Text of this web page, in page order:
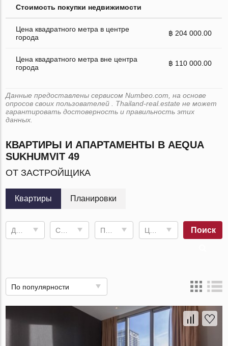
Стоимость покупки недвижимости
Цена квадратного метра в центре
города
฿ 204 000.00
Цена квадратного метра вне центра
города
฿ 110 000.00
Данные предоставлены сервисом Numbeo.com, на основе
опросов своих пользователей . Thailand-real.estate не может
гарантировать достоверность и правильность этих
данных.
КВАРТИРЫ И АПАРТАМЕНТЫ В AEQUA
SUKHUMVIT 49
ОТ ЗАСТРОЙЩИКА
Квартиры Планировки
Поиск
По популярности